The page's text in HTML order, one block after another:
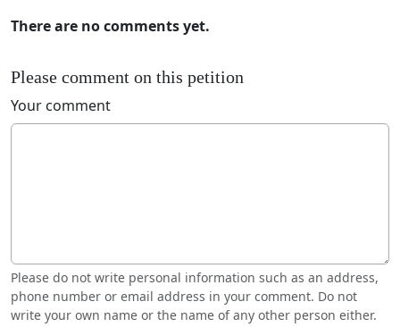
There are no comments yet.
Please comment on this petition
Your comment
Please do not write personal information such as an address,
phone number or email address in your comment. Do not
write your own name or the name of any other person either.